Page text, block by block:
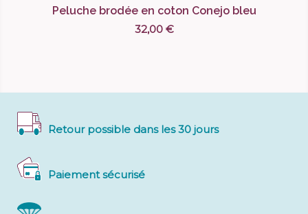
Peluche brodée en coton Conejo bleu
32,00 €
Retour possible dans les 30 jours
Paiement sécurisé